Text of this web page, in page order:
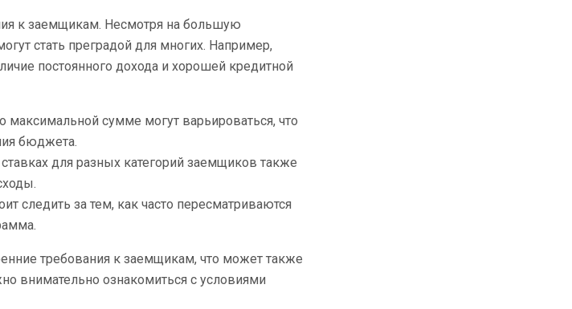
к заемщикам. Несмотря на большую
стать преградой для многих. Например,
постоянного дохода и хорошей кредитной
максимальной сумме могут варьироваться, что
бюджета.
для разных категорий заемщиков также
следить за тем, как часто пересматриваются
требования к заемщикам, что может также
внимательно ознакомиться с условиями